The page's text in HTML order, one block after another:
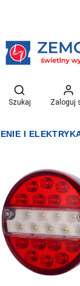
Otwórz
Szukaj Zaloguj
I